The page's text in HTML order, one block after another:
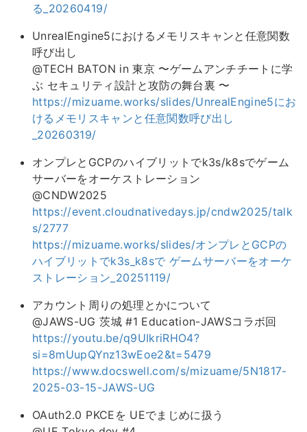
る_20260419/
UnrealEngine5におけるメモリスキャンと任意関数
呼び出し
@TECH BATON in 東京 〜ゲームアンチチートに学
ぶ セキュリティ設計と攻防の舞台裏 〜
https://mizuame.works/slides/UnrealEngine5にお
けるメモリスキャンと任意関数呼び出し
_20260319/
オンプレとGCPのハイブリットでk3s/k8sでゲーム
サーバーをオーケストレーション
@CNDW2025
https://event.cloudnativedays.jp/cndw2025/talk
s/2777
https://mizuame.works/slides/オンプレとGCPの
ハイブリットでk3s_k8sで ゲームサーバーをオーケ
ストレーション_20251119/
アカウント周りの処理とかについて
@JAWS-UG 茨城 #1 Education-JAWSコラボ回
https://youtu.be/q9UIkriRHO4?
si=8mUupQYnz13wEoe2&t=5479
https://www.docswell.com/s/mizuame/5N1817-
2025-03-15-JAWS-UG
OAuth2.0 PKCEを UEでまじめに扱う